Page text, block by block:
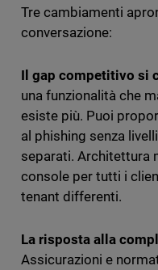
Tre cambiamenti
conversazione:
Il gap competitivo si
una funzionalità che
esiste più. Puoi
al phishing senza
separati. Architettura
console per tutti i
tenant differenti.
La risposta alla
Assicurazioni e